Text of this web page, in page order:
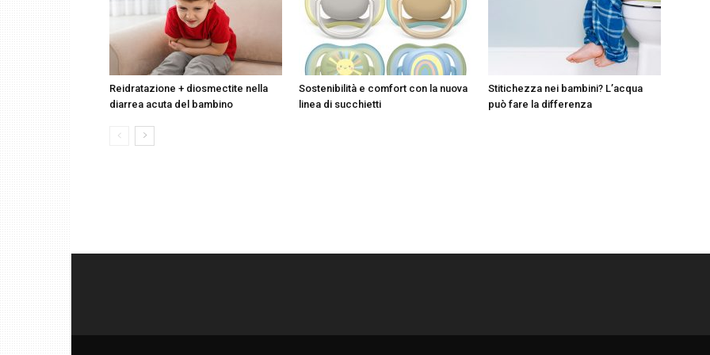
Reidratazione + diosmectite nella
diarrea acuta del bambino
Sostenibilità e comfort con la nuova
linea di succhietti
Stitichezza nei bambini? L’acqua
può fare la differenza